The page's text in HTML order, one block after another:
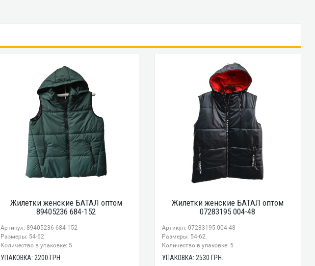
Жилетки женские БАТАЛ оптом
89405236 684-152
Артикул: 89405236 684-152
Размеры: 54-62
Количество в упаковке: 5
УПАКОВКА: 2200 ГРН.
Жилетки женские БАТАЛ оптом
07283195 004-48
Артикул: 07283195 004-48
Размеры: 54-62
Количество в упаковке: 5
УПАКОВКА: 2530 ГРН.